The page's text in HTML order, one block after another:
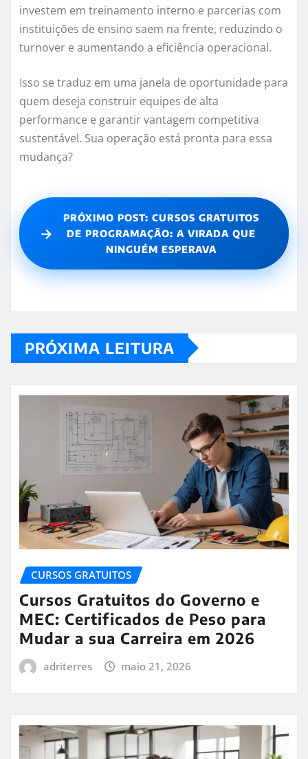
investem em treinamento interno e parcerias com
instituições de ensino saem na frente, reduzindo o
turnover e aumentando a eficiência operacional.
Isso se traduz em uma janela de oportunidade para
quem deseja construir equipes de alta
performance e garantir vantagem competitiva
sustentável. Sua operação está pronta para essa
mudança?
→
PRÓXIMO POST: CURSOS GRATUITOS
DE PROGRAMAÇÃO: A VIRADA QUE
NINGUÉM ESPERAVA
PRÓXIMA LEITURA
CURSOS GRATUITOS
Cursos Gratuitos do Governo e
MEC: Certificados de Peso para
Mudar a sua Carreira em 2026
adriterres maio 21, 2026